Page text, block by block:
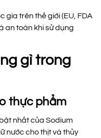
gia trên thế giới (EU, FDA
an toàn khi sử dụng
gì trong
thực phẩm
nhất của Sodium
nước cho thịt và thủy